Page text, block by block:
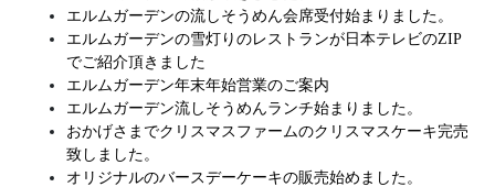
エルムガーデンの流しそうめん会席受付始まりました。
エルムガーデンの雪灯りのレストランが日本テレビのZIP
でご紹介頂きました
エルムガーデン年末年始営業のご案内
エルムガーデン流しそうめんランチ始まりました。
おかげさまでクリスマスファームのクリスマスケーキ完売
致しました。
オリジナルのバースデーケーキの販売始めました。